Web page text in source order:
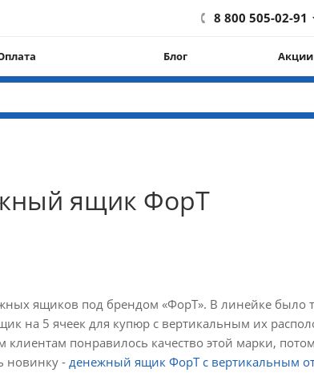
8 800 505-02-91
Блог Акции
ящик ФорТ
ящиков под брендом «ФорТ». В линейке было
на 5 ячеек для купюр с вертикальным их
понравилось качество этой марки,
новинку - денежный ящик ФорТ с вертикальным